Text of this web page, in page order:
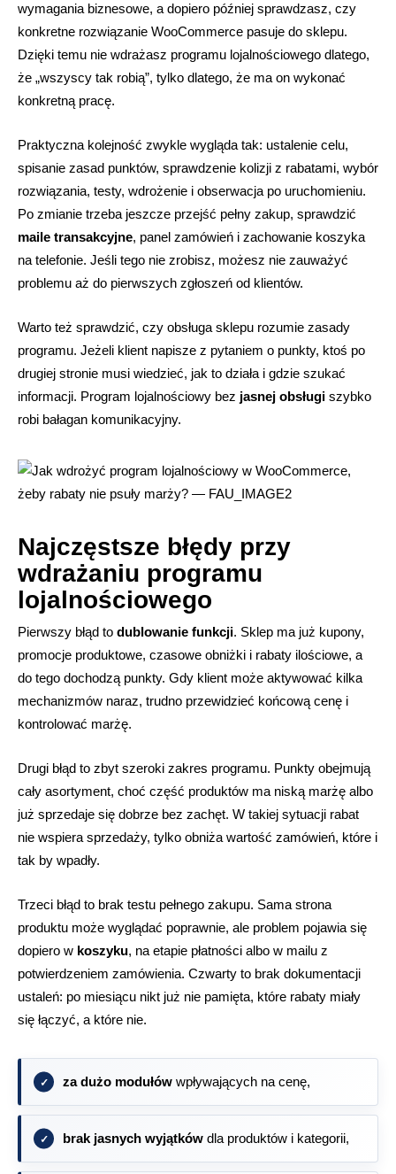
wymagania biznesowe, a dopiero później sprawdzasz, czy
konkretne rozwiązanie WooCommerce pasuje do sklepu.
Dzięki temu nie wdrażasz programu lojalnościowego dlatego,
że „wszyscy tak robią”, tylko dlatego, że ma on wykonać
konkretną pracę.
Praktyczna kolejność zwykle wygląda tak: ustalenie celu,
spisanie zasad punktów, sprawdzenie kolizji z rabatami, wybór
rozwiązania, testy, wdrożenie i obserwacja po uruchomieniu.
Po zmianie trzeba jeszcze przejść pełny zakup, sprawdzić
maile transakcyjne, panel zamówień i zachowanie koszyka
na telefonie. Jeśli tego nie zrobisz, możesz nie zauważyć
problemu aż do pierwszych zgłoszeń od klientów.
Warto też sprawdzić, czy obsługa sklepu rozumie zasady
programu. Jeżeli klient napisze z pytaniem o punkty, ktoś po
drugiej stronie musi wiedzieć, jak to działa i gdzie szukać
informacji. Program lojalnościowy bez jasnej obsługi szybko
robi bałagan komunikacyjny.
Najczęstsze błędy przy
wdrażaniu programu
lojalnościowego
Pierwszy błąd to dublowanie funkcji. Sklep ma już kupony,
promocje produktowe, czasowe obniżki i rabaty ilościowe, a
do tego dochodzą punkty. Gdy klient może aktywować kilka
mechanizmów naraz, trudno przewidzieć końcową cenę i
kontrolować marżę.
Drugi błąd to zbyt szeroki zakres programu. Punkty obejmują
cały asortyment, choć część produktów ma niską marżę albo
już sprzedaje się dobrze bez zachęt. W takiej sytuacji rabat
nie wspiera sprzedaży, tylko obniża wartość zamówień, które i
tak by wpadły.
Trzeci błąd to brak testu pełnego zakupu. Sama strona
produktu może wyglądać poprawnie, ale problem pojawia się
dopiero w koszyku, na etapie płatności albo w mailu z
potwierdzeniem zamówienia. Czwarty to brak dokumentacji
ustaleń: po miesiącu nikt już nie pamięta, które rabaty miały
się łączyć, a które nie.
za dużo modułów wpływających na cenę,
brak jasnych wyjątków dla produktów i kategorii,